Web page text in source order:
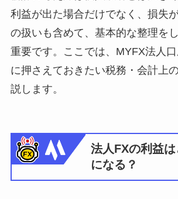
利益が出た場合だけでなく、損失
の扱いも含めて、基本的な整理を
重要です。ここでは、MYFX法人
に押さえておきたい税務・会計上
説します。
法人FXの利益
になる？